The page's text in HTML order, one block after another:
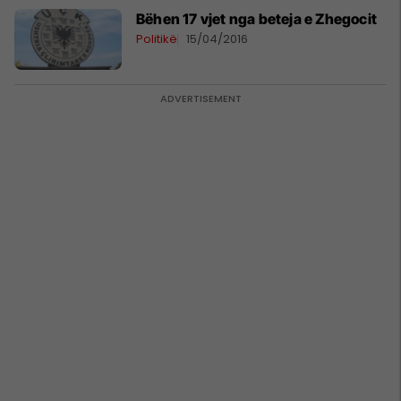
Bëhen 17 vjet nga beteja e Zhegocit
Politikë 15/04/2016